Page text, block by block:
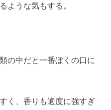
ような気もする。
の中だと一番ぼくの口に
く、香りも適度に強すぎ